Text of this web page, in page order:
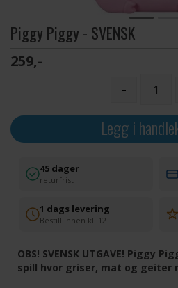
Piggy Piggy - SVENSK
259,-
-
Legg i
45 dager
returfrist
1 dags levering
Bestill innen kl. 12
OBS! SVENSK UTGAVE! Piggy
spill hvor griser, mat og geiter